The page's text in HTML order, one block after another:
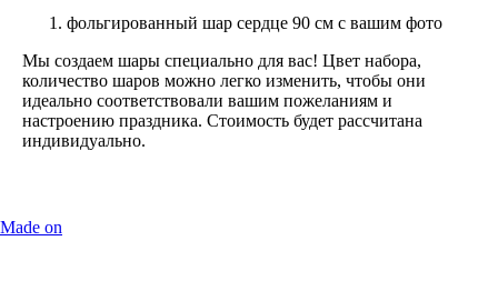
фольгированный шар сердце 90 см с вашим фото
Мы создаем шары специально для вас! Цвет набора,
количество шаров можно легко изменить, чтобы они
идеально соответствовали вашим пожеланиям и
настроению праздника. Стоимость будет рассчитана
индивидуально.
Made on